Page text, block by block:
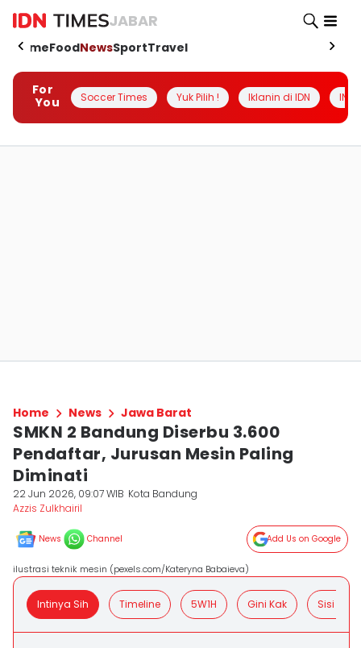
JABAR
HomeFoodNewsSportTravel
For
You
Soccer Times Yuk Pilih ! Iklanin di IDN
Home News Jawa Barat
SMKN 2 Bandung Diserbu 3.600
Pendaftar, Jurusan Mesin Paling
Diminati
22 Jun 2026, 09:07 WIB Kota Bandung
Azzis Zulkhairil
News Channel Add Us on Google
ilustrasi teknik mesin (pexels.com/Kateryna Babaieva)
Intinya Sih Timeline 5W1H Gini Kak Sisi